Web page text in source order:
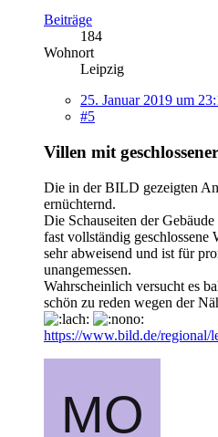
Beiträge
184
Wohnort
Leipzig
25. Januar 2019 um
#5
Villen mit
Die in der BILD gezeigten
ernüchternd.
Die Schauseiten der
fast vollständig geschlossene
sehr abweisend und ist für
unangemessen.
Wahrscheinlich versucht es
schön zu reden wegen der
https://www.bild.de/